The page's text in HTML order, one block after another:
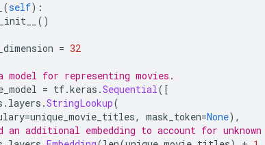
(self):
__init__ ()
= 32
model for representing movies.
= tf.keras .Sequential([
. layers .StringLookup(
=unique_movie_titles, mask_token=None),
an additional embedding to account for